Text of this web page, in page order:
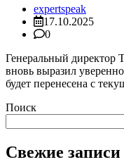
expertspeak
17.10.2025
0
Генеральный директор
вновь выразил
будет перенесена с
Поиск
Свежие записи